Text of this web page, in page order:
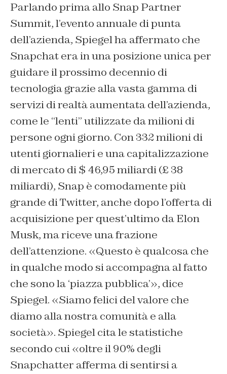
Parlando prima allo Snap Partner
Summit, l’evento annuale di punta
dell’azienda, Spiegel ha affermato che
Snapchat era in una posizione unica per
guidare il prossimo decennio di
tecnologia grazie alla vasta gamma di
servizi di realtà aumentata dell’azienda,
come le “lenti” utilizzate da milioni di
persone ogni giorno. Con 332 milioni di
utenti giornalieri e una capitalizzazione
di mercato di $ 46,95 miliardi (£ 38
miliardi), Snap è comodamente più
grande di Twitter, anche dopo l’offerta di
acquisizione per quest’ultimo da Elon
Musk, ma riceve una frazione
dell’attenzione. «Questo è qualcosa che
in qualche modo si accompagna al fatto
che sono la ‘piazza pubblica’», dice
Spiegel. «Siamo felici del valore che
diamo alla nostra comunità e alla
società». Spiegel cita le statistiche
secondo cui «oltre il 90% degli
Snapchatter afferma di sentirsi a